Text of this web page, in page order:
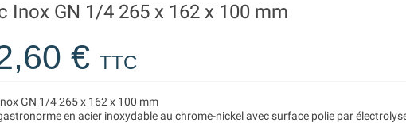
Inox GN 1/4 265 x 162 x 100 mm
€TTC
GN 1/4 265 x 162 x 100 mm
en acier inoxydable au chrome-nickel avec surface polie par